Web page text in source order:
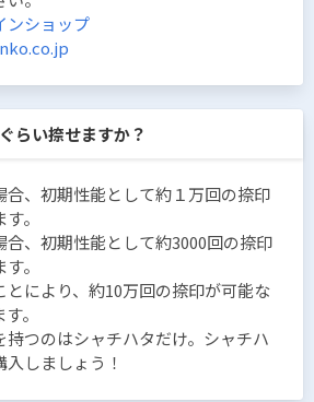
ンショップ
らい捺せますか？
合、初期性能として約１万回の捺印
。
合、初期性能として約3000回の捺印
。
とにより、約10万回の捺印が可能な
。
持つのはシャチハタだけ。シャチハ
しましょう！